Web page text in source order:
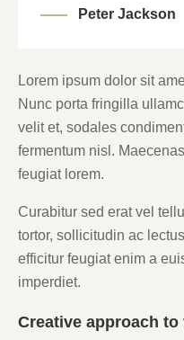
Peter Jackson
Lorem ipsum dolor sit
Nunc porta fringilla
velit et, sodales
fermentum nisl.
feugiat lorem.
Curabitur sed erat vel
tortor, sollicitudin ac
efficitur feugiat enim a
imperdiet.
Creative approach